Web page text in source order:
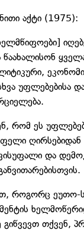
აქტი (1975):
უფლებებისა
რომ ეს
და
როგორც ეუთო-
გიწვევთ თქვენ,